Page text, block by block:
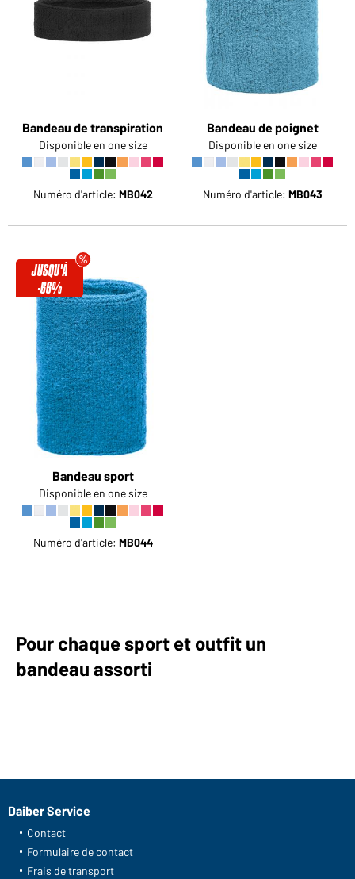
Voudriez-vous acheter des produits pour votre besoin
privé?
Chemin d'accès au shop des clients finaux
Bandeau de transpiration
Disponible en one size
Numéro d'article: MB042
Bandeau de poignet
Disponible en one size
Numéro d'article: MB043
JUSQU'À
-66%
Bandeau sport
Disponible en one size
Numéro d'article: MB044
Pour chaque sport et outfit un
bandeau assorti
Daiber Service
Contact
Formulaire de contact
Frais de transport